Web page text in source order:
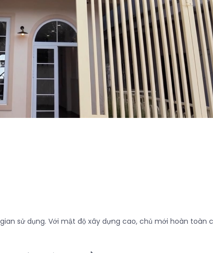
sử dụng. Với mật độ xây dựng cao, chủ mới hoàn toàn